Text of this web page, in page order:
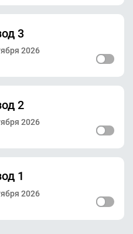
3
2026
2
2026
1
2026